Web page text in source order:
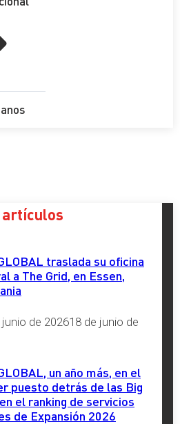
traslada su oficina
a The Grid, en Essen,
junio de 202618 de junio de
un año más, en el
puesto detrás de las Big
el ranking de servicios
de Expansión 2026